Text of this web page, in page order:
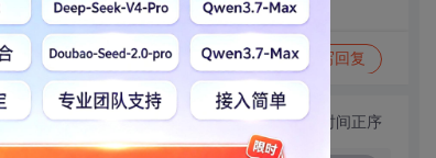
举报 写回复
切换为时间正序